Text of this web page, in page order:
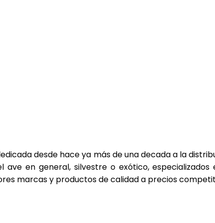
desde hace ya más de una decada a la
en general, silvestre o exótico,
marcas y productos de calidad a precios